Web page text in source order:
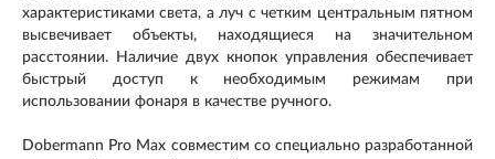
характеристиками света, а луч с четким центральным пятном
высвечивает объекты, находящиеся на значительном
расстоянии. Наличие двух кнопок управления обеспечивает
быстрый доступ к необходимым режимам при
использовании фонаря в качестве ручного.
Dobermann Pro Max совместим со специально разработанной